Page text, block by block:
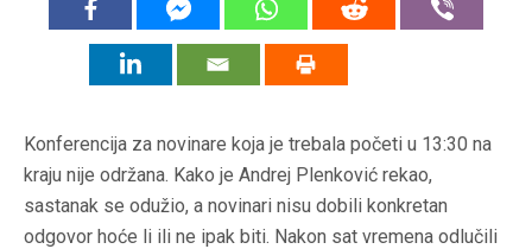
Konferencija za novinare koja je trebala početi u 13:30 na
kraju nije održana. Kako je Andrej Plenković rekao,
sastanak se odužio, a novinari nisu dobili konkretan
odgovor hoće li ili ne ipak biti. Nakon sat vremena odlučili